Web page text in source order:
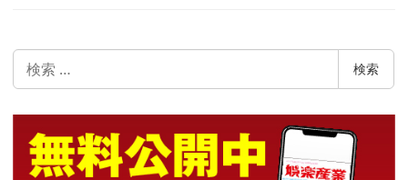
索
検索